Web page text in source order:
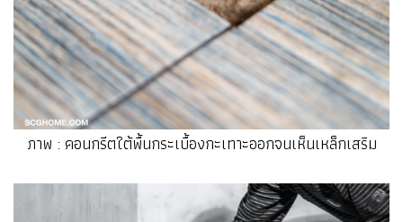
ภาพ : คอนกรีตใต้พื้นกระเบื้องกะเทาะออกจนเห็นเหล็กเสริม